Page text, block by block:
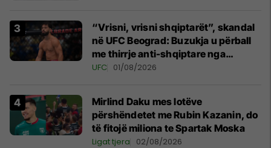
“Vrisni, vrisni shqiptarët”, skandal
në UFC Beograd: Buzukja u përball
me thirrje anti-shqiptare nga
tribunat
UFC 01/08/2026
Mirlind Daku mes lotëve
përshëndetet me Rubin Kazanin, do
të fitojë miliona te Spartak Moska
Ligat tjera 02/08/2026